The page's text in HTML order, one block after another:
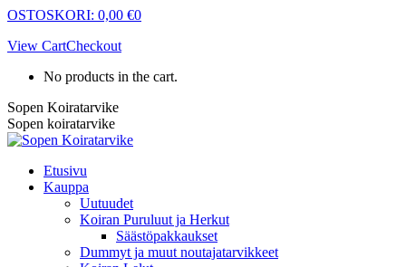
Skip
content
OSTOSKORI: 0,00 €0
View CartCheckout
No products in the cart.
Sopen Koiratarvike
Sopen koiratarvike
Etusivu
Kauppa
Uutuudet
Koiran Puruluut ja Herkut
Säästöpakkaukset
Dummyt ja muut noutajatarvikkeet